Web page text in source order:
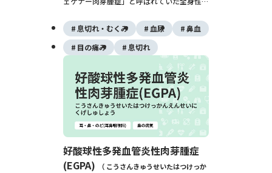
道、肺、腎臓に炎症が起こり、発熱・膿のよ
うな鼻水・咳・血尿などが見られます。治療
しないと生命に関わることもありますが、現
在はステロイドと免疫抑制薬を中心とした治
療で予後は大きく改善しています。
息切れ・むくみ 血尿
鼻血
目の痛み
息切れ
好酸球性多発血管炎性肉芽腫症
(EGPA)
こうさんきゅうせいたはつけっか